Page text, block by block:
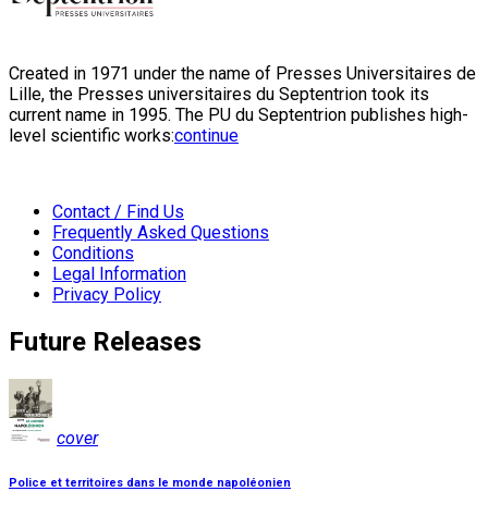
Created in 1971 under the name of Presses Universitaires de
Lille, the Presses universitaires du Septentrion took its
current name in 1995. The PU du Septentrion publishes high-
level scientific works:continue
Contact / Find Us
Frequently Asked Questions
Conditions
Legal Information
Privacy Policy
Future Releases
cover
Police et territoires dans le monde napoléonien